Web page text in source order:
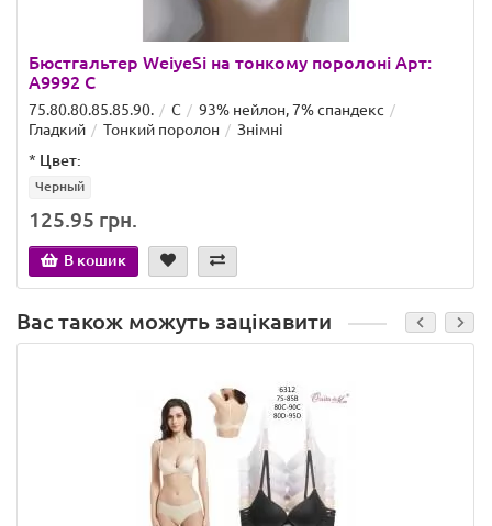
Бюстгальтер WeiyeSi на тонкому поролоні Арт:
A9992 C
75.80.80.85.85.90. C
93% нейлон, 7% спандекс
Гладкий
Тонкий поролон
Знімні
* Цвет:
Черный
125.95 грн.
В кошик
Вас також можуть зацікавити